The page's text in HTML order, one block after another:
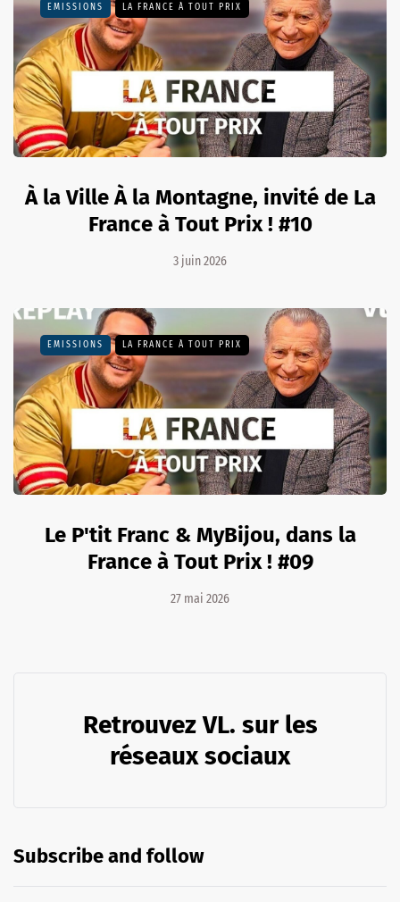
EMISSIONS LA FRANCE À TOUT PRIX
À la Ville À la Montagne, invité de La
France à Tout Prix ! #10
3 juin 2026
EMISSIONS LA FRANCE À TOUT PRIX
Le P'tit Franc & MyBijou, dans la
France à Tout Prix ! #09
27 mai 2026
Retrouvez VL. sur les
réseaux sociaux
Subscribe and follow